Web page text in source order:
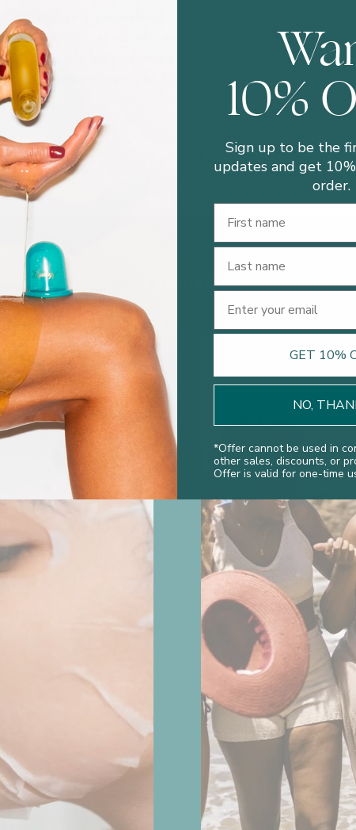
vi inte på att förneka sig själv små njutningar – det går nästan
på vårt kontor vid 16-tiden, och det är viktigt att ta del av
latte, en ruta mörk choklad, ett varmt bad med doftande
till att du unnar dig själv regelbundet.
10%
Sign up to be the
updates and get
order.
GET 10%
NO,
*Offer cannot be used in
other sales, discounts, or
Offer is valid for one-time